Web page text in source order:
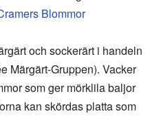
Blommor
och sockerärt i handeln
Märgärt-Gruppen). Vacker
som ger mörklila baljor
kan skördas platta som